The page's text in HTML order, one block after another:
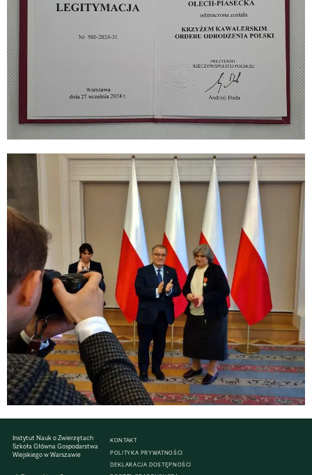
Instytut Nauk o Zwierzętach
Szkoła Główna Gospodarstwa
Wiejskiego w Warszawie
KONTAKT
POLITYKA PRYWATNOŚCI
DEKLARACJA DOSTĘPNOŚCI